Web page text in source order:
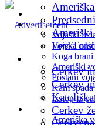
Ameriški
Lev
Cerkev in
Cerkev
Cerkev
Cerkev
Začetna stran
Vojska
Vojaški
Vojska
Koga brani
Ameriški
Postani
Kam
Izstop iz
Vojna
Ameriška